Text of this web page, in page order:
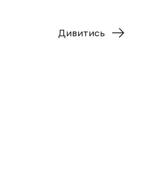
Дивитись